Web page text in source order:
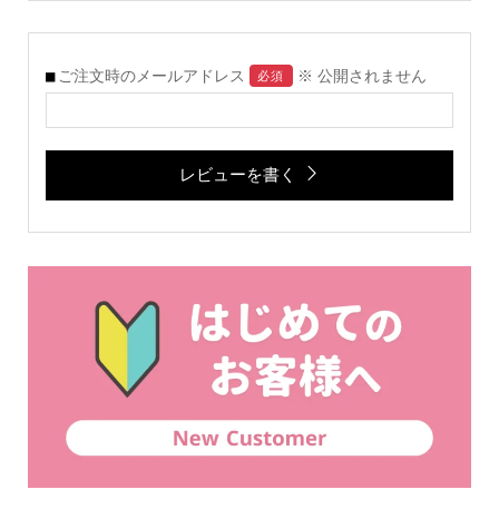
ご注文時のメールアドレス 必須 ※ 公開されません
レビューを書く